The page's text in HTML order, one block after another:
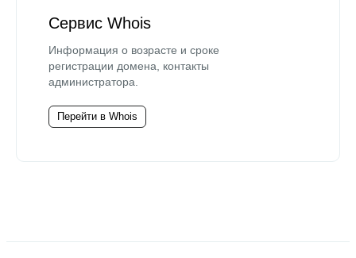
Сервис Whois
Информация о возрасте и сроке
регистрации домена, контакты
администратора.
Перейти в Whois